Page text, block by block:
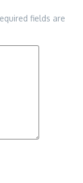
fields are